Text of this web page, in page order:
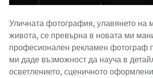
Уличната фотография, улавянето на
живота, се превърна в новата ми
професионален рекламен фотограф
ми даде възможност да науча в
осветлението, сценичното